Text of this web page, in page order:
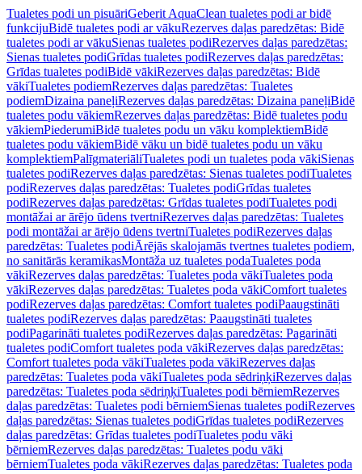
Tualetes podi un pisuāriGeberit AquaClean tualetes podi ar bidē
funkcijuBidē tualetes podi ar vākuRezerves daļas paredzētas: Bidē
tualetes podi ar vākuSienas tualetes podiRezerves daļas paredzētas:
Sienas tualetes podiGrīdas tualetes podiRezerves daļas paredzētas:
Grīdas tualetes podiBidē vākiRezerves daļas paredzētas: Bidē
vākiTualetes podiemRezerves daļas paredzētas: Tualetes
podiemDizaina paneļiRezerves daļas paredzētas: Dizaina paneļiBidē
tualetes podu vākiemRezerves daļas paredzētas: Bidē tualetes podu
vākiemPiederumiBidē tualetes podu un vāku komplektiemBidē
tualetes podu vākiemBidē vāku un bidē tualetes podu un vāku
komplektiemPalīgmateriāliTualetes podi un tualetes poda vākiSienas
tualetes podiRezerves daļas paredzētas: Sienas tualetes podiTualetes
podiRezerves daļas paredzētas: Tualetes podiGrīdas tualetes
podiRezerves daļas paredzētas: Grīdas tualetes podiTualetes podi
montāžai ar ārējo ūdens tvertniRezerves daļas paredzētas: Tualetes
podi montāžai ar ārējo ūdens tvertniTualetes podiRezerves daļas
paredzētas: Tualetes podiĀrējās skalojamās tvertnes tualetes podiem,
no sanitārās keramikasMontāža uz tualetes podaTualetes poda
vākiRezerves daļas paredzētas: Tualetes poda vākiTualetes poda
vākiRezerves daļas paredzētas: Tualetes poda vākiComfort tualetes
podiRezerves daļas paredzētas: Comfort tualetes podiPaaugstināti
tualetes podiRezerves daļas paredzētas: Paaugstināti tualetes
podiPagarināti tualetes podiRezerves daļas paredzētas: Pagarināti
tualetes podiComfort tualetes poda vākiRezerves daļas paredzētas:
Comfort tualetes poda vākiTualetes poda vākiRezerves daļas
paredzētas: Tualetes poda vākiTualetes poda sēdriņķiRezerves daļas
paredzētas: Tualetes poda sēdriņķiTualetes podi bērniemRezerves
daļas paredzētas: Tualetes podi bērniemSienas tualetes podiRezerves
daļas paredzētas: Sienas tualetes podiGrīdas tualetes podiRezerves
daļas paredzētas: Grīdas tualetes podiTualetes podu vāki
bērniemRezerves daļas paredzētas: Tualetes podu vāki
bērniemTualetes poda vākiRezerves daļas paredzētas: Tualetes poda